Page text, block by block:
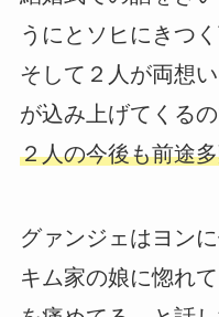
うにとソヒにきつ
そして２人が両想
が込み上げてくるの
２人の今後も前途
グァンジェはヨン
キム家の娘に惚れ